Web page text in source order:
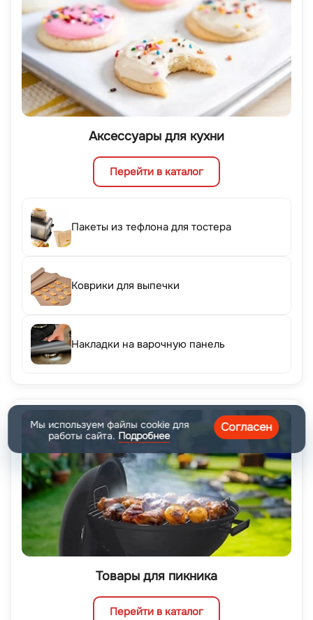
Аксессуары для кухни
Перейти в каталог
Пакеты из тефлона для тостера
Коврики для выпечки
Накладки на варочную панель
Товары для пикника
Перейти в каталог
Мы используем файлы cookie для
работы сайта. Подробнее
Согласен